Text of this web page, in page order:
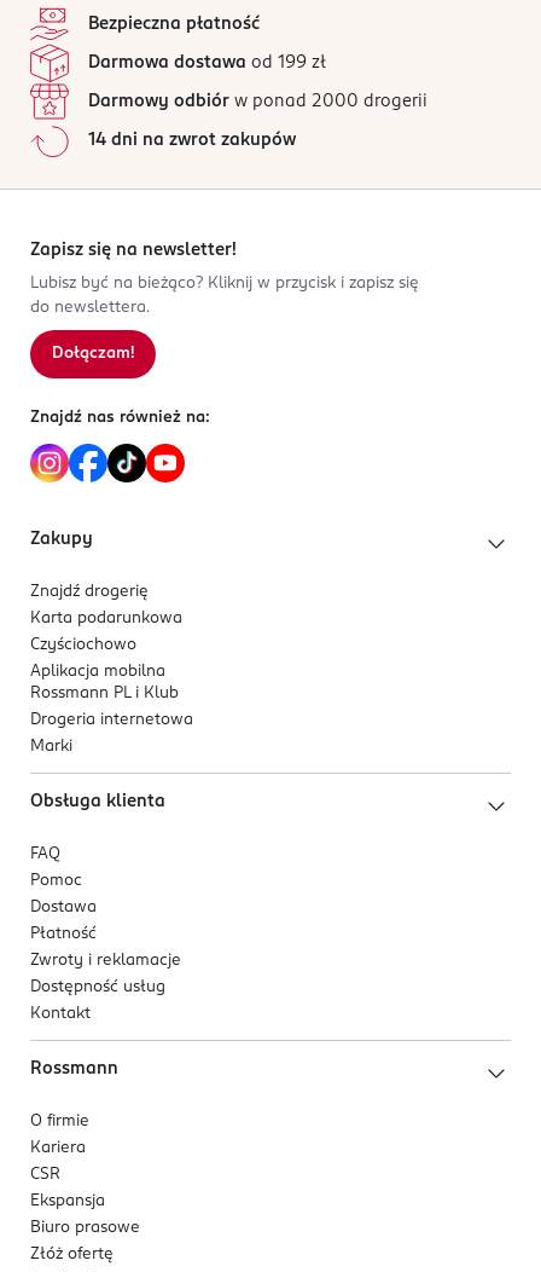
Kod EAN
4 047196 066942
Wszystkie opinie są zweryfikowane zakupem.
4
0%
2
1
0%
Sortowanie wg
Bezpieczna płatność
Darmowa dostawa od 199 zł
Darmowy odbiór w ponad 2000 drogerii
14 dni na zwrot zakupów
Zapisz się na newsletter!
Lubisz być na bieżąco? Kliknij w przycisk i zapisz się
do newslettera.
Dołączam!
Znajdź nas również na:
Zakupy
Znajdź drogerię
Karta podarunkowa
Czyściochowo
Aplikacja mobilna
Rossmann PL i Klub
Drogeria internetowa
Marki
Obsługa klienta
FAQ
Pomoc
Dostawa
Płatność
Zwroty i reklamacje
Dostępność usług
Kontakt
Rossmann
O firmie
Kariera
CSR
Ekspansja
Biuro prasowe
Złóż ofertę